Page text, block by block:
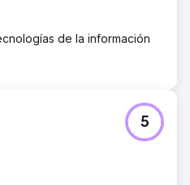
de la agencia
de la información
5